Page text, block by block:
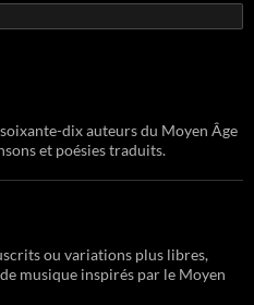
dix auteurs du Moyen Âge
et poésies traduits.
ou variations plus libres,
musique inspirés par le Moyen